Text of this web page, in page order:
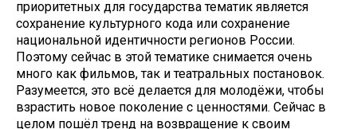
приоритетных для государства тематик является
сохранение культурного кода или сохранение
национальной идентичности регионов России.
Поэтому сейчас в этой тематике снимается очень
много как фильмов, так и театральных постановок.
Разумеется, это всё делается для молодёжи, чтобы
взрастить новое поколение с ценностями. Сейчас в
целом пошёл тренд на возвращение к своим